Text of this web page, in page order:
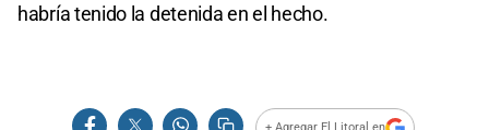
habría tenido la detenida en el hecho.